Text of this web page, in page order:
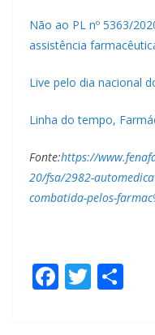
Não ao PL nº 5363/
assistência
Live pelo dia nacional
Linha do tempo,
Fonte:https://
20/fsa/2982-
combatida-pelos-
F T